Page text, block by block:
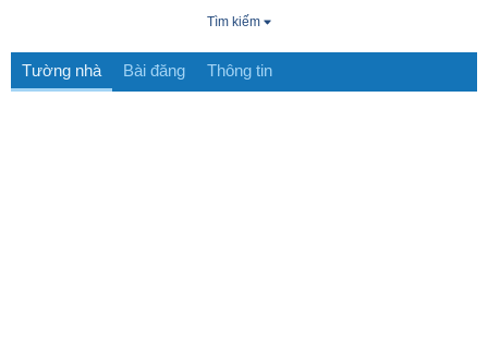
Tìm kiếm
Tường nhà Bài đăng Thông tin